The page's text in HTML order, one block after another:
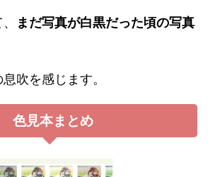
まだ写真が白黒だった頃の写真
吹を感じます。
色見本まとめ